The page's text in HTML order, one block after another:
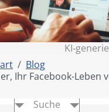
Blog
Ihr Facebook-Leben
Suche